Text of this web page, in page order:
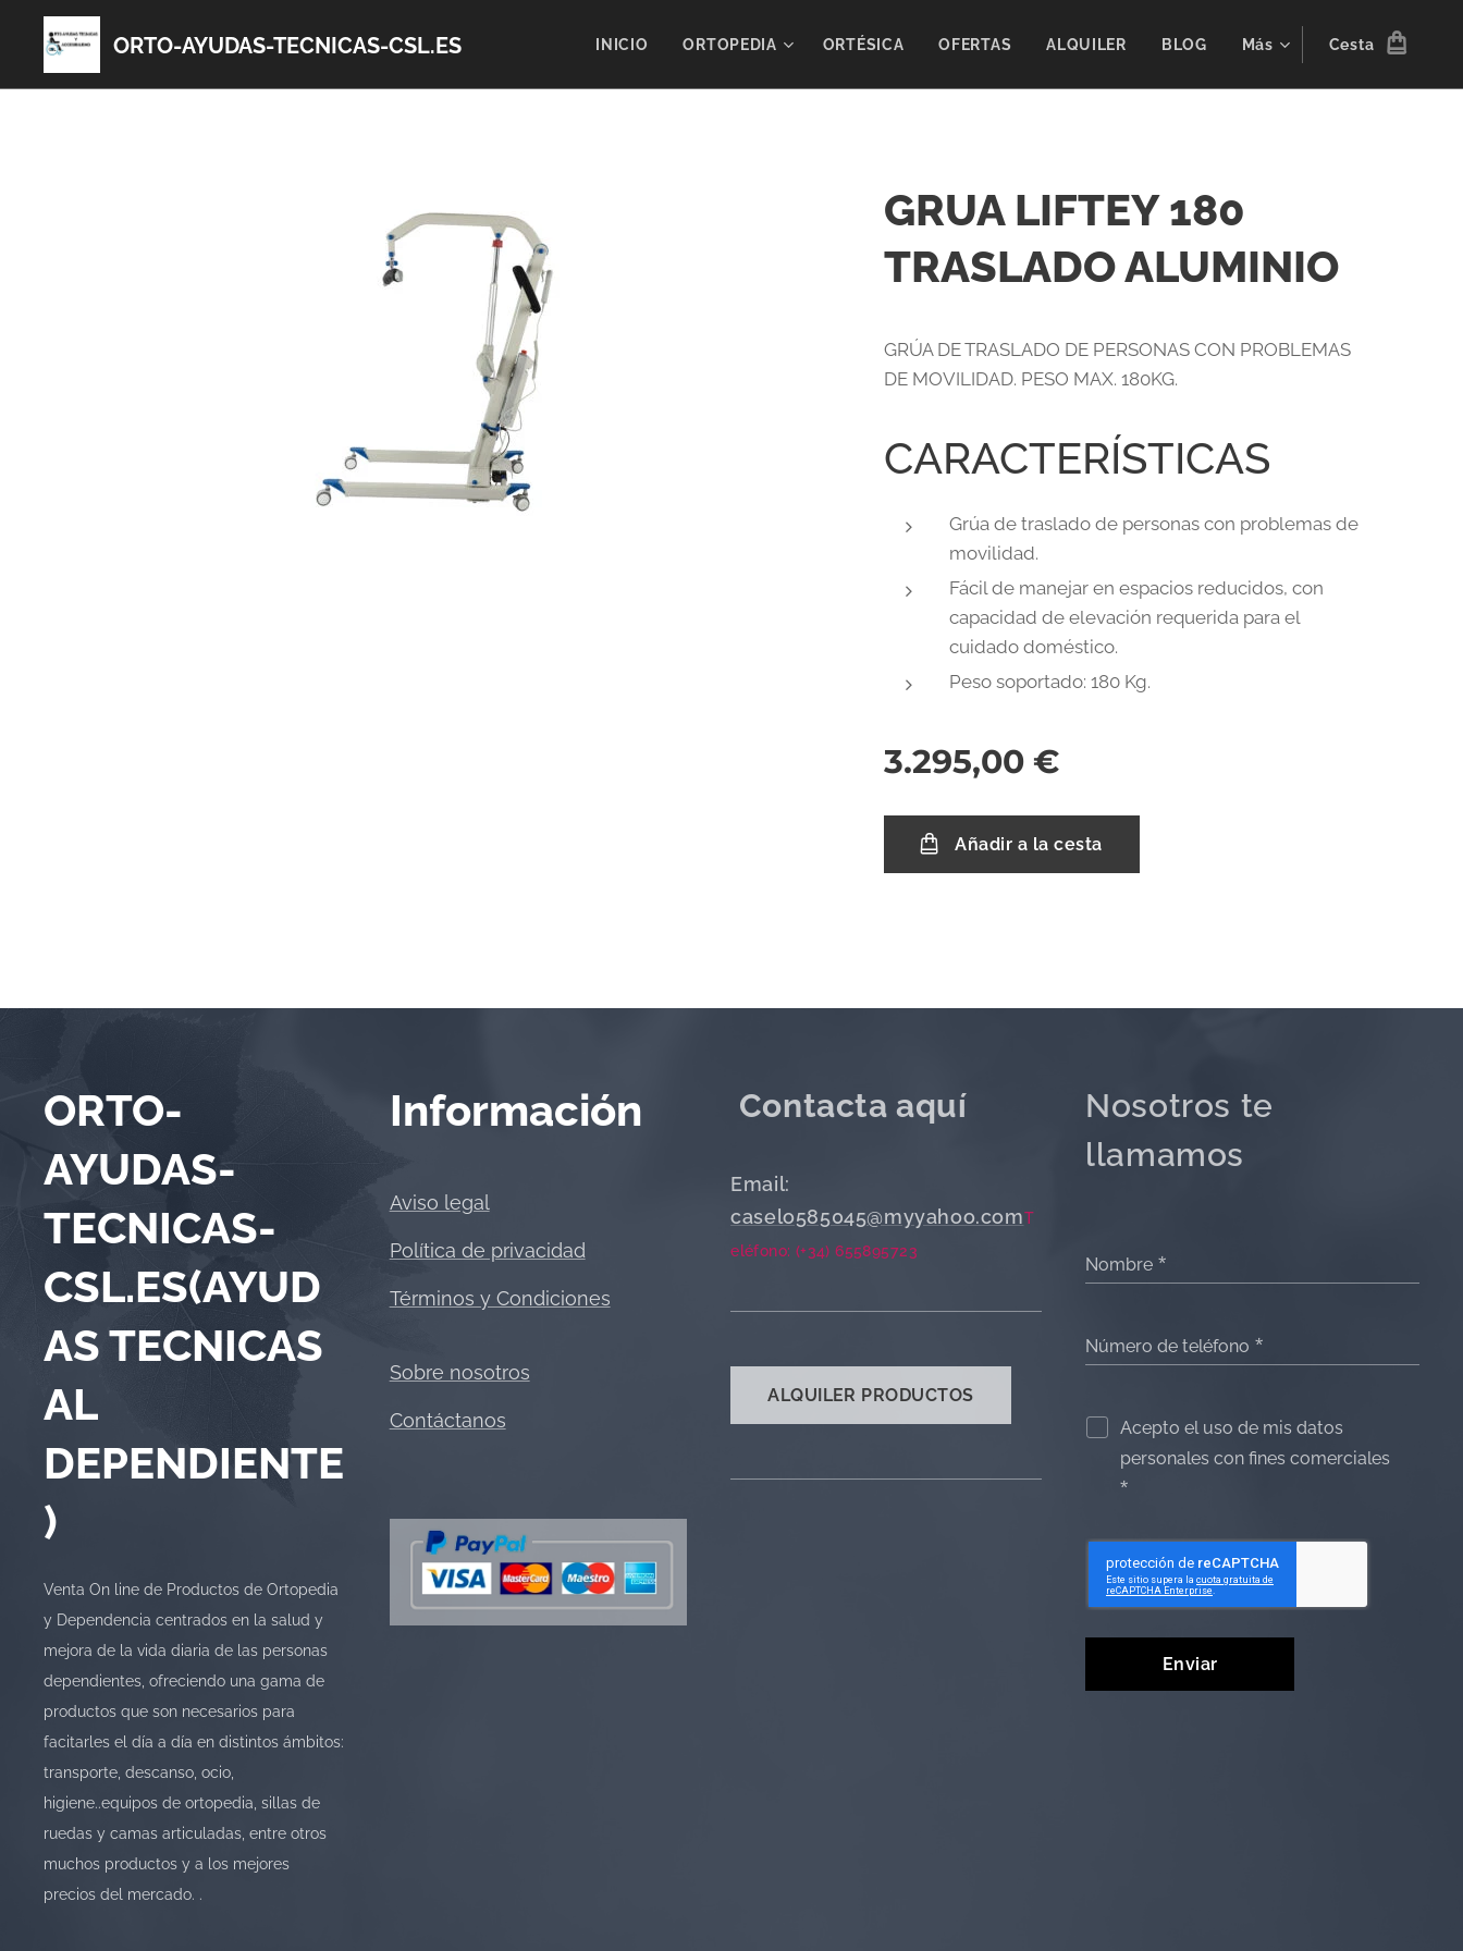
ORTO-AYUDAS-TECNICAS-CSL.ES INICIO ORTOPEDIA ORTÉSICA OFERTAS ALQUILER BLOG Más Cesta
GRUA LIFTEY 180
TRASLADO ALUMINIO
GRÚA DE TRASLADO DE PERSONAS CON PROBLEMAS
DE MOVILIDAD. PESO MAX. 180KG.
CARACTERÍSTICAS
Grúa de traslado de personas con problemas de
movilidad.
Fácil de manejar en espacios reducidos, con
capacidad de elevación requerida para el
cuidado doméstico.
Peso soportado: 180 Kg.
3.295,00 €
Añadir a la cesta
ORTO-
AYUDAS-
TECNICAS-
CSL.ES(AYUD
AS TECNICAS
AL
DEPENDIENTE
)
Venta On line de Productos de Ortopedia
y Dependencia centrados en la salud y
mejora de la vida diaria de las personas
dependientes, ofreciendo una gama de
productos que son necesarios para
facitarles el día a día en distintos ámbitos:
transporte, descanso, ocio,
higiene..equipos de ortopedia, sillas de
ruedas y camas articuladas, entre otros
muchos productos y a los mejores
precios del mercado. .
Información
Aviso legal
Política de privacidad
Términos y Condiciones
Sobre nosotros
Contáctanos
Contacta aquí
Email:
caselo585045@myyahoo.comT
eléfono: (+34) 655895723
ALQUILER PRODUCTOS
Nosotros te
llamamos
Nombre
Número de teléfono
Acepto el uso de mis datos
personales con fines comerciales
Enviar